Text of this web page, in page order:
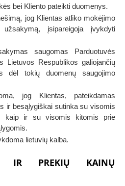
bei Kliento pateikti duomenys.
jog Klientas atliko mokėjimo
įsipareigoja įvykdyti
saugomas Parduotuvės
Lietuvos Respublikos galiojančių
dėl tokių duomenų saugojimo
jog Klientas, pateikdamas
ir besąlygiškai sutinka su visomis
kaip ir su visomis kitomis prie
lietuvių kalba.
IR PREKIŲ KAINŲ